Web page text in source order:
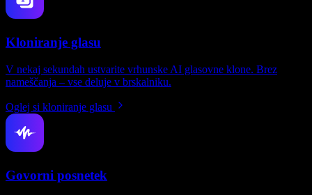
Kloniranje glasu
V nekaj sekundah ustvarite vrhunske AI glasovne klone. Brez
nameščanja – vse deluje v brskalniku.
Oglej si kloniranje glasu
Govorni posnetek